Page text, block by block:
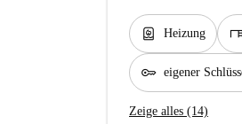
water_heater Heizung desk
key eigener
Zeige alles (14)